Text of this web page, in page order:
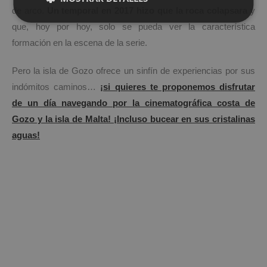
de arco.
y
que, hoy por hoy, solo se pueda ver la característica
formación en la escena de la serie.
Pero la isla de Gozo ofrece un sinfín de experiencias por sus
indómitos caminos… ¡si quieres te proponemos disfrutar
de un día navegando por la cinematográfica costa de
Gozo y la isla de Malta! ¡Incluso bucear en sus cristalinas
aguas!